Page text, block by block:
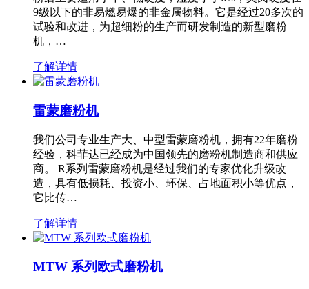
9级以下的非易燃易爆的非金属物料。它是经过20多次的
试验和改进，为超细粉的生产而研发制造的新型磨粉
机，…
了解详情
雷蒙磨粉机
我们公司专业生产大、中型雷蒙磨粉机，拥有22年磨粉
经验，科菲达已经成为中国领先的磨粉机制造商和供应
商。 R系列雷蒙磨粉机是经过我们的专家优化升级改
造，具有低损耗、投资小、环保、占地面积小等优点，
它比传…
了解详情
MTW 系列欧式磨粉机